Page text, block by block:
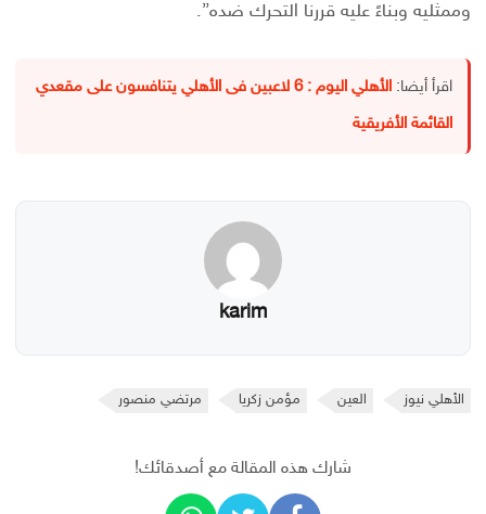
وممثليه وبناءً عليه قررنا التحرك ضده”.
اقرأ أيضا:
الأهلي اليوم : 6 لاعبين فى الأهلي يتنافسون على مقعدي
القائمة الأفريقية
karim
الأهلي نيوز العين مؤمن زكريا مرتضي منصور
شارك هذه المقالة مع أصدقائك!